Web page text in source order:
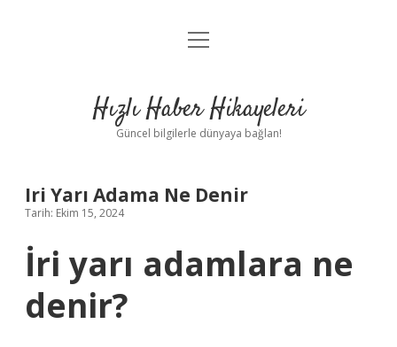
Anasayfa
Yasal Uyarı
menüyü
Hızlı Haber Hikayeleri
Güncel bilgilerle dünyaya bağlan!
Iri Yarı Adama Ne Denir
Tarih: Ekim 15, 2024
İri yarı adamlara ne
denir?